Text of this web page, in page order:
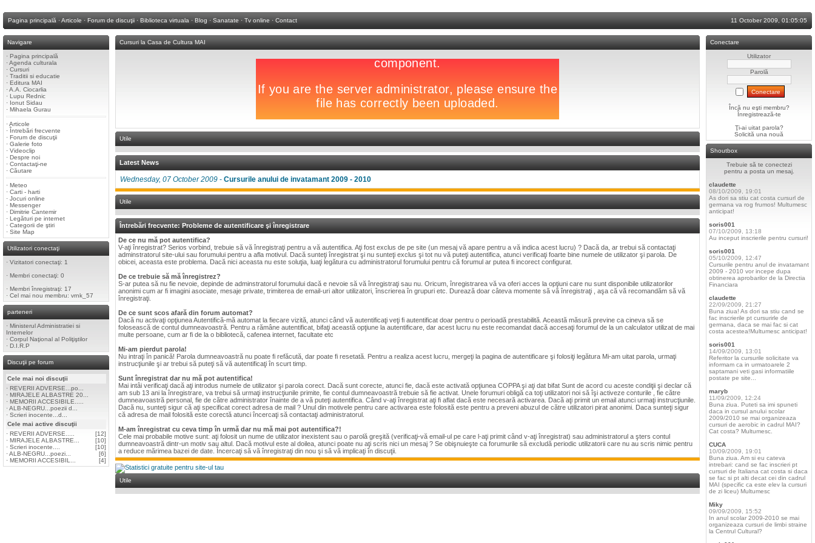
Pagina principală ·Articole · Forum de discuţii · Biblioteca virtuala · Blog · Sanatate · Tv online · Contact 11 October 2009, 01:05:05
Navigare
· Pagina principală
· Agenda culturala
· Cursuri
· Traditii si educatie
· Editura MAI
· A.A. Ciocarlia
· Lupu Rednic
· Ionut Sidau
· Mihaela Gurau
·Articole
· Întrebări frecvente
· Forum de discuţii
· Galerie foto
· Videoclip
· Despre noi
· Contactaţi-ne
· Căutare
· Meteo
· Carti - harti
· Jocuri online
· Messenger
· Dimitrie Cantemir
· Legături pe internet
· Categorii de ştiri
· Site Map
Utilizatori conectaţi
· Vizitatori conectaţi: 1
· Membri conectaţi: 0
· Membri înregistraţi: 17
· Cel mai nou membru: vrnk_57
parteneri
· Ministerul Administratiei si
Internelor
· Corpul Naţional al Poliţiştilor
· D.I.R.P
Discuţii pe forum
Cele mai noi discuţii
· REVERII ADVERSE...po...
· MIRAJELE ALBASTRE 20...
· MEMORII ACCESIBILE.....
· ALB-NEGRU...poezii d...
· Scrieri inocente...d...
Cele mai active discuţii
· REVERII ADVERSE.....
[12]
· MIRAJELE ALBASTRE...
[10]
· Scrieri inocente....
[10]
·ALB-NEGRU...poezi...
[6]
· MEMORII ACCESIBIL... [4]
Cursuri la Casa de Cultura MAI
Utile
Latest News
Wednesday, 07 October 2009 - Cursurile anului de invatamant 2009 - 2010
Utile
Întrebări frecvente: Probleme de autentificare şi înregistrare
De ce nu mă pot autentifica?
V-aţi înregistrat? Serios vorbind, trebuie să vă înregistraţi pentru a vă autentifica. Aţi fost exclus de pe site (un mesaj vă apare pentru a vă indica acest lucru) ? Dacă da, ar trebui să contactaţi
adminstratorul site-ului sau forumului pentru a afla motivul. Dacă sunteţi înregistrat şi nu sunteţi exclus şi tot nu vă puteţi autentifica, atunci verificaţi foarte bine numele de utilizator şi parola. De
obicei, aceasta este problema. Dacă nici aceasta nu este soluţia, luaţi legătura cu administratorul forumului pentru că forumul ar putea fi incorect configurat.
De ce trebuie să mă înregistrez?
S-ar putea să nu fie nevoie, depinde de adminstratorul forumului dacă e nevoie să vă înregistraţi sau nu. Oricum, înregistrarea vă va oferi acces la opţiuni care nu sunt disponibile utilizatorilor
anonimi cum ar fi imagini asociate, mesaje private, trimiterea de email-uri altor utilizatori, înscrierea în grupuri etc. Durează doar câteva momente să vă înregistraţi , aşa că vă recomandăm să vă
înregistraţi.
De ce sunt scos afară din forum automat?
Dacă nu activaţi opţiunea Autentifică-mă automat la fiecare vizită, atunci când vă autentificaţi veţi fi autentificat doar pentru o perioadă prestabilită. Această măsură previne ca cineva să se
folosească de contul dumneavoastră. Pentru a rămâne autentificat, bifaţi această opţiune la autentificare, dar acest lucru nu este recomandat dacă accesaţi forumul de la un calculator utilizat de mai
multe persoane, cum ar fi de la o bibliotecă, cafenea internet, facultate etc
Mi-am pierdut parola!
Nu intraţi în panică! Parola dumneavoastră nu poate fi refăcută, dar poate fi resetată. Pentru a realiza acest lucru, mergeţi la pagina de autentificare şi folosiţi legătura Mi-am uitat parola, urmaţi
instrucţiunile şi ar trebui să puteţi să vă autentificaţi în scurt timp.
Sunt înregistrat dar nu mă pot autentifica!
Mai intâi verificaţi dacă aţi introdus numele de utilizator şi parola corect. Dacă sunt corecte, atunci fie, dacă este activată opţiunea COPPA şi aţi dat bifat Sunt de acord cu aceste condiţii şi declar că
am sub 13 ani la înregistrare, va trebui să urmaţi instrucţiunile primite, fie contul dumneavoastră trebuie să fie activat. Unele forumuri obligă ca toţi utilizatori noi să îşi activeze conturile , fie către
dumneavoastră personal, fie de către administrator înainte de a vă puteţi autentifica. Când v-aţi înregistrat aţi fi aflat dacă este necesară activarea. Dacă aţi primit un email atunci urmaţi instrucţiunile.
Dacă nu, sunteţi sigur că aţi specificat corect adresa de mail ? Unul din motivele pentru care activarea este folosită este pentru a preveni abuzul de către utilizatori pirat anonimi. Daca sunteţi sigur
că adresa de mail folosită este corectă atunci încercaţi să contactaţi administratorul.
M-am înregistrat cu ceva timp în urmă dar nu mă mai pot autentifica?!
Cele mai probabile motive sunt: aţi folosit un nume de utilizator inexistent sau o parolă greşită (verificaţi-vă email-ul pe care l-aţi primit când v-aţi înregistrat) sau administratorul a şters contul
dumneavoastră dintr-un motiv sau altul. Dacă motivul este al doilea, atunci poate nu aţi scris nici un mesaj ? Se obişnuieşte ca forumurile să excludă periodic utilizatorii care nu au scris nimic pentru
a reduce mărimea bazei de date. Încercaţi să vă înregistraţi din nou şi să vă implicaţi în discuţii.
Utile
Conectare
Utilizator
Parolă
Încă nu eşti membru?
Înregistrează-te
Ţi-ai uitat parola?
Solicită una nouă
Shoutbox
Trebuie să te conectezi
pentru a posta un mesaj.
claudette
08/10/2009, 19:01
As dori sa stiu cat costa cursurl de
germana va rog frumos! Multumesc
anticipat!
soris001
07/10/2009, 13:18
Au inceput inscrierile pentru cursuri!
soris001
05/10/2009, 12:47
Cursurile pentru anul de invatamant
2009 - 2010 vor incepe dupa
obtinerea aprobarilor de la Directia
Financiara
claudette
22/09/2009, 21:27
Buna ziua! As dori sa stiu cand se
fac inscrierile pt cursurirle de
germana, daca se mai fac si cat
costa acestea!Multumesc anticipat!
soris001
14/09/2009, 13:01
Referitor la cursurile solicitate va
informam ca in urmatoarele 2
saptamani veti gasi informatiile
postate pe site...
maryb
11/09/2009, 12:24
Buna ziua. Puteti sa imi spuneti
daca in cursul anului scolar
2009/2010 se mai organizeaza
cursuri de aerobic in cadrul MAI?
Cat costa? Multumesc.
CUCA
10/09/2009, 19:01
Buna ziua. Am si eu cateva
intrebari: cand se fac inscrieri pt
cursuri de Italiana cat costa si daca
se fac si pt alti decat cei din cadrul
MAI (specific ca este elev la cursuri
de zi liceu) Multumesc
Miky
09/09/2009, 15:52
In anul scolar 2009-2010 se mai
organizeaza cursuri de limbi straine
la Centrul Cultural?